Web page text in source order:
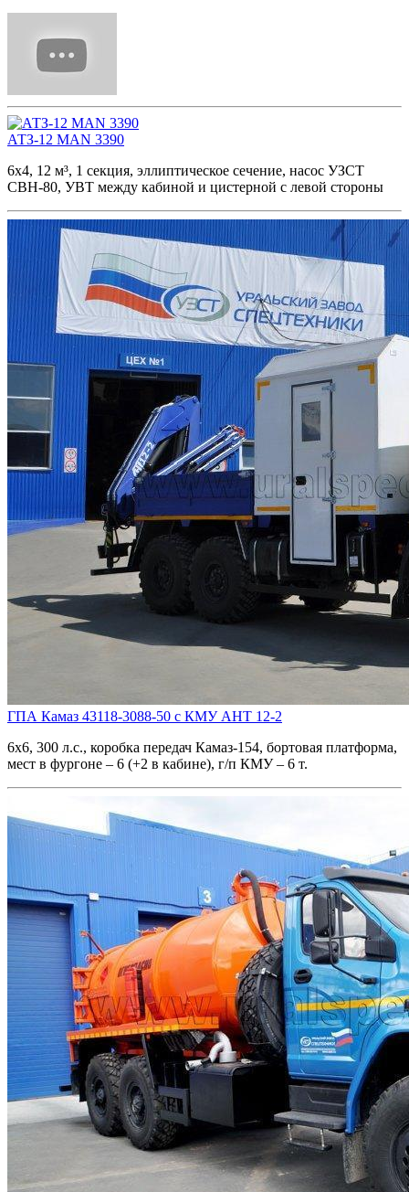
АТЗ-12 MAN 3390
6х4, 12 м³, 1 секция, эллиптическое сечение, насос УЗСТ
СВН-80, УВТ между кабиной и цистерной с левой стороны
ГПА Камаз 43118-3088-50 с КМУ АНТ 12-2
6х6, 300 л.с., коробка передач Камаз-154, бортовая платформа,
мест в фургоне – 6 (+2 в кабине), г/п КМУ – 6 т.